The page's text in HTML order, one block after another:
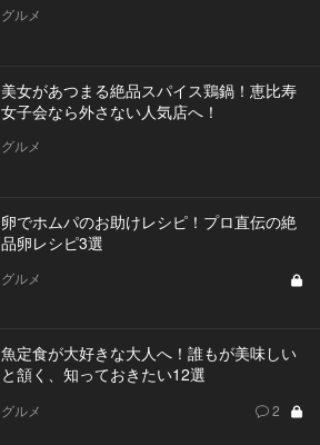
グルメ
美女があつまる絶品スパイス鶏鍋！恵比寿
女子会なら外さない人気店へ！
グルメ
卵でホムパのお助けレシピ！プロ直伝の絶
品卵レシピ3選
グルメ
魚定食が大好きな大人へ！誰もが美味しい
と頷く、知っておきたい12選
グルメ 2